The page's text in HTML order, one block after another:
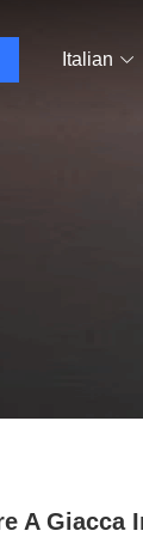
Italian
A Giacca